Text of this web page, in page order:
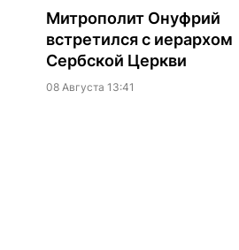
Митрополит Онуфрий
встретился с иерархом
Сербской Церкви
08 Августа 13:41